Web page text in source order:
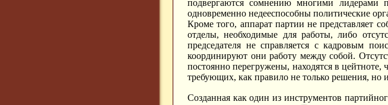
подвергаются сомнению многими лидерами
одновременно недееспособны политические
Кроме того, аппарат партии не представляет
отделы, необходимые для работы, либо
председателя не справляется с кадровым
координируют они работу между собой.
постоянно перегружены, находятся в
требующих, как правило не только решения, но
Созданная как один из инструментов